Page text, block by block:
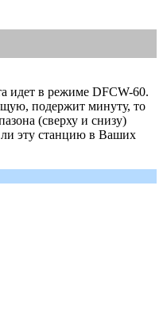
идет в режиме DFCW-60.
подержит минуту, то
(сверху и снизу)
эту станцию в Ваших